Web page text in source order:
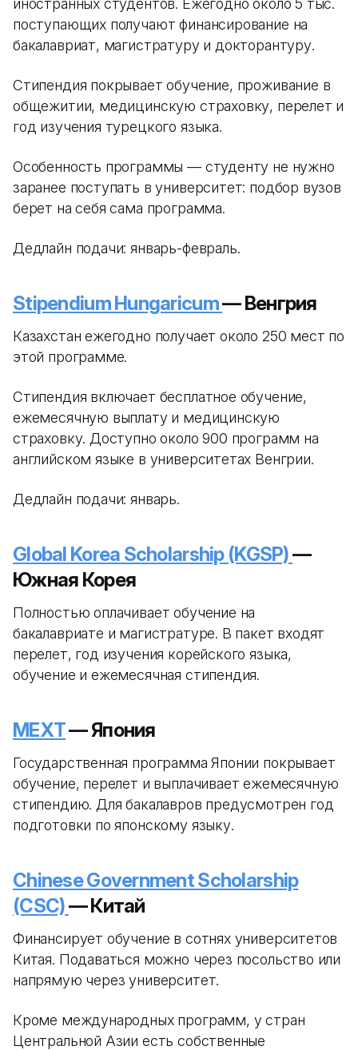
иностранных студентов. Ежегодно около 5 тыс.
поступающих получают финансирование на
бакалавриат, магистратуру и докторантуру.
Стипендия покрывает обучение, проживание в
общежитии, медицинскую страховку, перелет и
год изучения турецкого языка.
Особенность программы — студенту не нужно
заранее поступать в университет: подбор вузов
берет на себя сама программа.
Дедлайн подачи: январь-февраль.
Stipendium Hungaricum— Венгрия
Казахстан ежегодно получает около 250 мест по
этой программе.
Стипендия включает бесплатное обучение,
ежемесячную выплату и медицинскую
страховку. Доступно около 900 программ на
английском языке в университетах Венгрии.
Дедлайн подачи: январь.
Global Korea Scholarship (KGSP)—
Южная Корея
Полностью оплачивает обучение на
бакалавриате и магистратуре. В пакет входят
перелет, год изучения корейского языка,
обучение и ежемесячная стипендия.
MEXT— Япония
Государственная программа Японии покрывает
обучение, перелет и выплачивает ежемесячную
стипендию. Для бакалавров предусмотрен год
подготовки по японскому языку.
Chinese Government Scholarship
(CSC)— Китай
Финансирует обучение в сотнях университетов
Китая. Подаваться можно через посольство или
напрямую через университет.
Кроме международных программ, у стран
Центральной Азии есть собственные